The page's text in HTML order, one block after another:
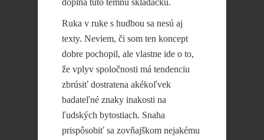
dopĺňa túto temnú skladačku.
Ruka v ruke s hudbou sa nesú aj
texty. Neviem, či som ten koncept
dobre pochopil, ale vlastne ide o to,
že vplyv spoločnosti má tendenciu
zbrúsiť dostratena akékoľvek
badateľné znaky inakosti na
ľudských bytostiach. Snaha
prispôsobiť sa zovňajškom nejakému